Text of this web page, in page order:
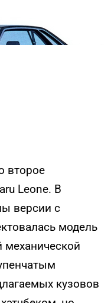
второе
Leone. В
версии с
модель
механической
кузовов